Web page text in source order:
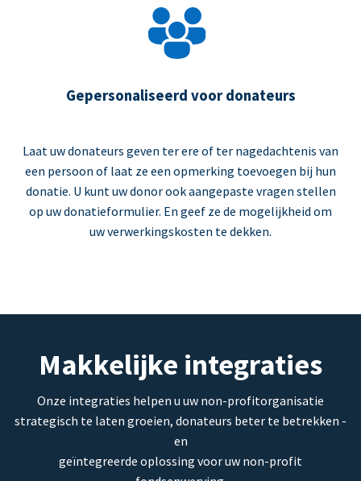
Gepersonaliseerd voor donateurs
Laat uw donateurs geven ter ere of ter nagedachtenis van
een persoon of laat ze een opmerking toevoegen bij hun
donatie. U kunt uw donor ook aangepaste vragen stellen
op uw donatieformulier. En geef ze de mogelijkheid om
uw verwerkingskosten te dekken.
Makkelijke integraties
Onze integraties helpen u uw non-profitorganisatie
strategisch te laten groeien, donateurs beter te betrekken -
en
geïntegreerde oplossing voor uw non-profit